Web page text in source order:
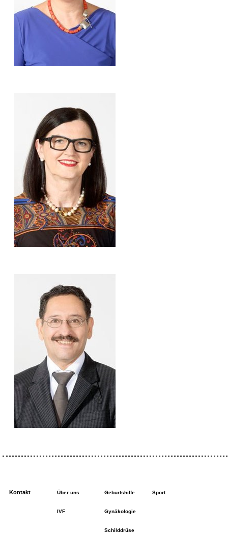
Kontakt Über uns
IVF
Geburtshilfe
Gynäkologie
Schilddrüse
Sport